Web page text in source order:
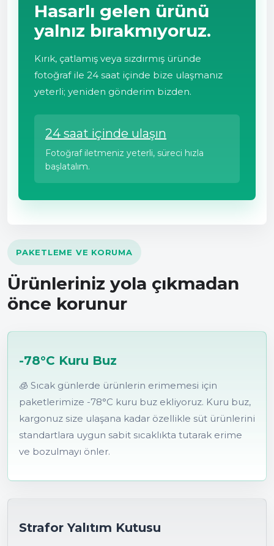
Hasarlı gelen ürünü
yalnız bırakmıyoruz.
Kırık, çatlamış veya sızdırmış üründe
fotoğraf ile 24 saat içinde bize ulaşmanız
yeterli; yeniden gönderim bizden.
24 saat içinde ulaşın
Fotoğraf iletmeniz yeterli, süreci hızla
başlatalım.
PAKETLEME VE KORUMA
Ürünleriniz yola çıkmadan
önce korunur
-78°C Kuru Buz
🧊 Sıcak günlerde ürünlerin erimemesi için
paketlerimize -78°C kuru buz ekliyoruz. Kuru buz,
kargonuz size ulaşana kadar özellikle süt ürünlerini
standartlara uygun sabit sıcaklıkta tutarak erime
ve bozulmayı önler.
Strafor Yalıtım Kutusu